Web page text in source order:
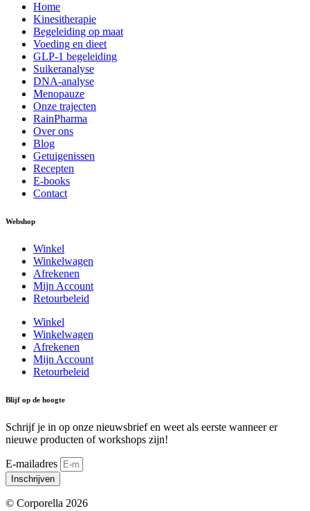
Home
Kinesitherapie
Begeleiding op maat
Voeding en dieet
GLP-1 begeleiding
Suikeranalyse
DNA-analyse
Menopauze
Onze trajecten
RainPharma
Over ons
Blog
Getuigenissen
Recepten
E-books
Contact
Webshop
Winkel
Winkelwagen
Afrekenen
Mijn Account
Retourbeleid
Winkel
Winkelwagen
Afrekenen
Mijn Account
Retourbeleid
Blijf op de hoogte
Schrijf je in op onze nieuwsbrief en weet als eerste wanneer er
nieuwe producten of workshops zijn!
E-mailadres
Inschrijven
© Corporella 2026